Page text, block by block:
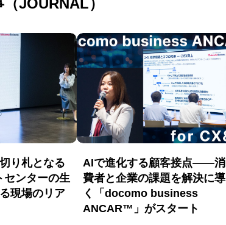
JOURNAL）
り札となる
ンターの生
現場のリア
AIで進化する顧客接点――消
費者と企業の課題を解決に導
く「docomo business
ANCAR™」がスタート